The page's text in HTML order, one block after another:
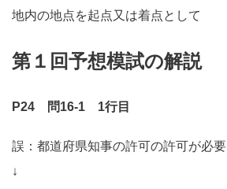
地内の地点を起点又は着点として
第１回予想模試の解説
P24 問16-1 1行目
誤：都道府県知事の許可の許可が必要
↓